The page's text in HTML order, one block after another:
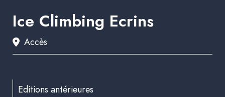
Ice Climbing Ecrins
Accès
Editions antérieures